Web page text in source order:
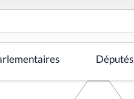
Députés